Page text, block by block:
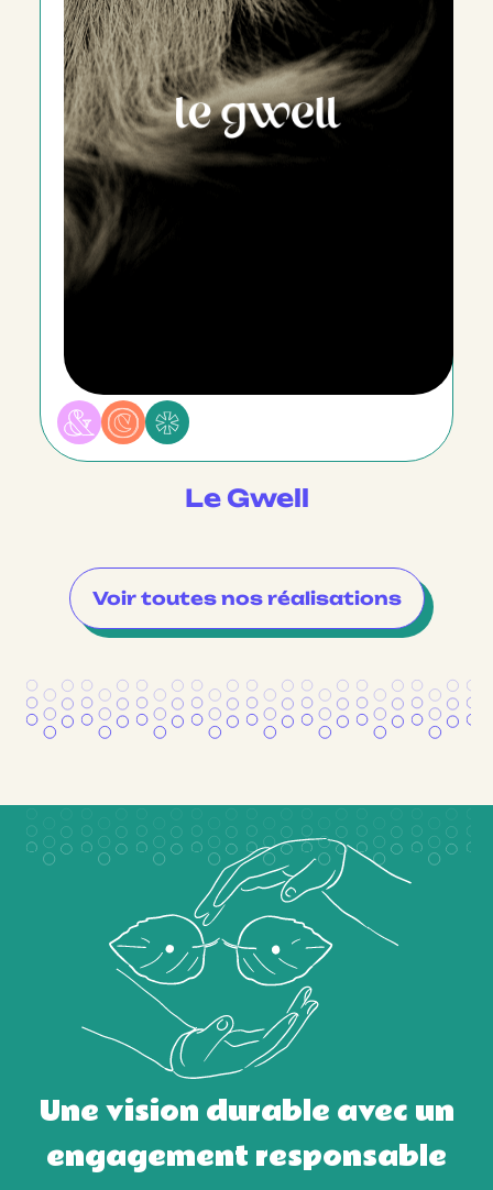
Communication responsable
Conseil
Stratégie marketing
Plan de communication
Identité visuelle
Réseaux sociaux
Le Gwell
Voir toutes nos réalisations
Une vision durable avec un
engagement responsable